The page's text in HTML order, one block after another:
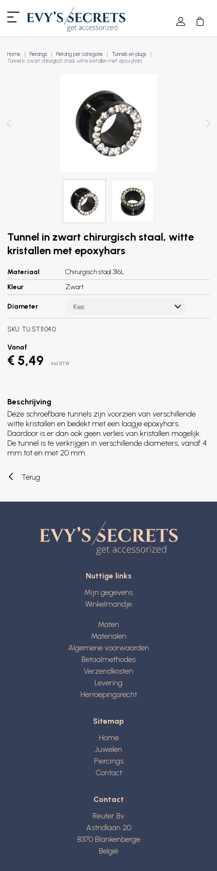
Home Piercings Piercing per categorie
Tunnels en plugs
Tunnel in zwart chirurgisch staal, witte kristallen met epoxyhars
Tunnel in zwart chirurgisch staal, witte
kristallen met epoxyhars
Materiaal
Chirurgisch staal 316L
Kleur
Zwart
Diameter Kies
SKU: TU.ST.11.04.0
Vanaf
€ 5,49 Incl. BTW
Beschrijving
Deze schroefbare tunnels zijn voorzien van verschillende
witte kristallen en bedekt met een laagje epoxyhars.
Daardoor is er dan ook geen verlies van kristallen mogelijk.
De tunnel is te verkrijgen in verschillende diameters, vanaf 4
mm tot en met 20 mm.
Terug
Nuttige links
Mijn gegevens
Winkelmandje
Maten
Materialen
Algemene voorwaarden
Betaalmethodes
Verzendkosten
Levering
Herroepingsrecht
Sitemap
Home
Juwelen
Piercings
Contact
Contact
Reuter Bv
Astridlaan 20
8370 Blankenberge
België